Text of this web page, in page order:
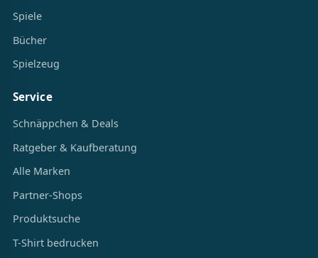
Spiele
Bücher
Spielzeug
Service
Schnäppchen & Deals
Ratgeber & Kaufberatung
Alle Marken
Partner-Shops
Produktsuche
T-Shirt bedrucken